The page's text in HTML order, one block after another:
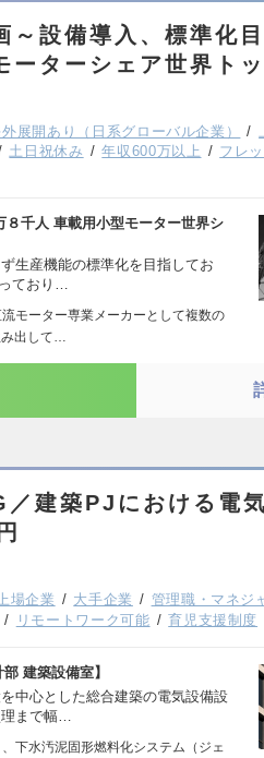
～設備導入、標準化
ーターシェア世界ト
展開あり（日系グローバル企業）
土日祝休み 年収600万以上 フレ
千人 車載用小型モーター世界シ
生産機能の標準化を目指してお
ており…
モーター専業メーカーとして複数の
み出して…
／建築PJにおける電
場企業 大手企業 管理職・マネジ
リモートワーク可能 育児支援制度
建築設備室】
中心とした総合建築の電気設備設
まで幅…
下水汚泥固形燃料化システム（ジェ